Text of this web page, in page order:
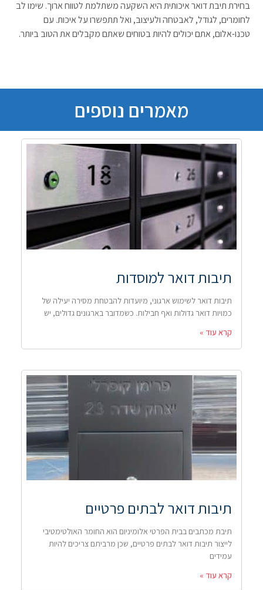
בחירת תיבת דואר איכותית היא השקעה משתלמת לטווח ארוך. שימו לב
לחומרים, לגודל, לאבטחה ולעיצוב, ואל תתפשרו על איכות. עם
טכנו-אלום, אתם יכולים להיות בטוחים שאתם מקבלים את הטוב ביותר.
מאמרים נוספים
תיבות דואר למוסדות
תיבות דואר לשימוש ארגוני, מיועדות להבטחת מסירה יעילה של
כמויות דואר גדולות ואף חבילות. כשמדובר בארגונים גדולים, יש
קרא עוד »
תיבות דואר לבתים פרטיים
תיבת מכתבים בבית הפרטי אלומיניום הוא החומר האולטימטיבי
לייצור תיבות דואר לבתים פרטיים, שכן מרביתם צריכים להיות
עמידים
קרא עוד »